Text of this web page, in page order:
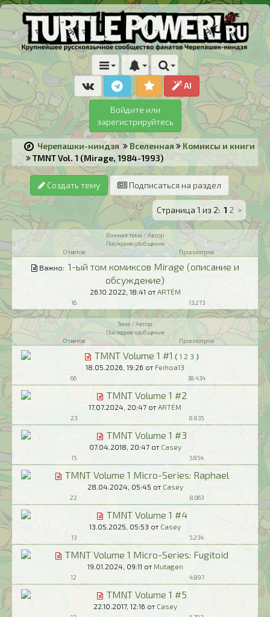
AI
Войдите или
зарегистрируйтесь
Черепашки-ниндзя Вселенная
Комиксы и книги
TMNT Vol. 1 (Mirage, 1984-1993)
Создать тему Подписаться на раздел
Страница 1 из 2: 1 2 >
Важная тема / Автор
Последнее сообщение
Ответов
Просмотров
Важно: 1-ый том комиксов Mirage (описание и
обсуждение)
26.10.2022, 18:41 от ARTЁM
16 13.273
Тема / Автор
Последнее сообщение
Ответов
Просмотров
TMNT Volume 1 #1 ( 1 2 3 )
18.05.2026, 19:26 от Feihoa13
66 38.434
TMNT Volume 1 #2
17.07.2024, 20:47 от ARTЁM
23 8.835
TMNT Volume 1 #3
07.04.2018, 20:47от Casey
15 5.854
TMNT Volume 1 Micro-Series: Raphael
28.04.2024, 05:45 от Casey
22 8.063
TMNT Volume 1 #4
13.05.2025, 05:53 от Casey
13 5.234
TMNT Volume 1 Micro-Series: Fugitoid
19.01.2024, 09:11 от Mutagen
12 4.897
TMNT Volume 1 #5
22.10.2017, 12:16 от Casey